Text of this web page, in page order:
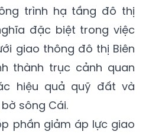
trình hạ tầng đô thị
đặc biệt trong việc
giao thông đô thị Biên
thành trục cảnh quan
hiệu quả quỹ đất và
sông Cái.
phần giảm áp lực giao